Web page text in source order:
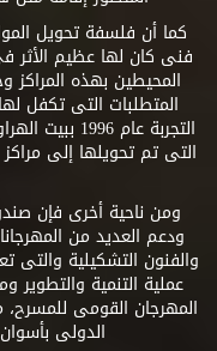
كما أن فلسفة تحويل
فنى كان لها عظيم الأثر
المحيطين بهذه المراكز
المتطلبات التى تكفل
التجربة عام
ومن ناحية أخرى فإن
ودعم العديد من
والفنون التشكيلية
عملية التنمية والتطوير
المهرجان القومى للمسرح،
الدولى